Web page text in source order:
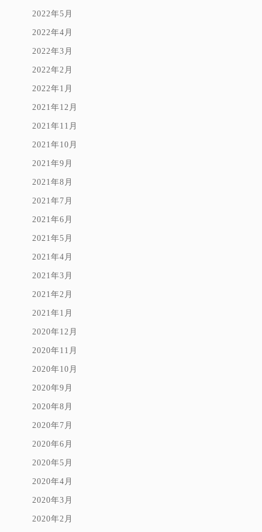
2022年5月
2022年4月
2022年3月
2022年2月
2022年1月
2021年12月
2021年11月
2021年10月
2021年9月
2021年8月
2021年7月
2021年6月
2021年5月
2021年4月
2021年3月
2021年2月
2021年1月
2020年12月
2020年11月
2020年10月
2020年9月
2020年8月
2020年7月
2020年6月
2020年5月
2020年4月
2020年3月
2020年2月